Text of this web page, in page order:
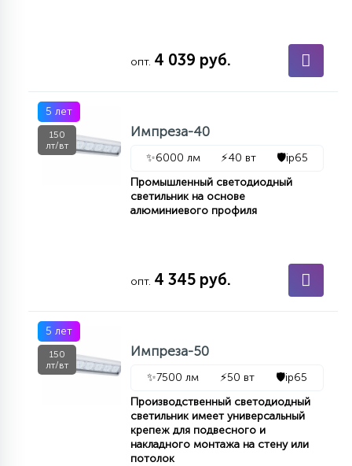
опт. 4 039 руб.
5 лет
150
лт/вт
Импреза-40
✨6000 лм ⚡40 вт 🛡️ip65
Промышленный светодиодный
светильник на основе
алюминиевого профиля
опт. 4 345 руб.
5 лет
150
лт/вт
Импреза-50
✨7500 лм ⚡50 вт 🛡️ip65
Производственный светодиодный
светильник имеет универсальный
крепеж для подвесного и
накладного монтажа на стену или
потолок